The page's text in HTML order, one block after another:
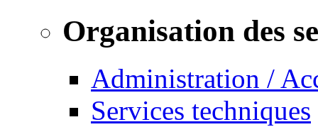
Organisation des
Administration /
Services techniques